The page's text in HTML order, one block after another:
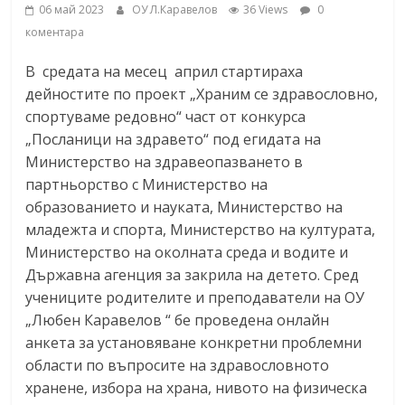
06 май 2023 ОУ Л.Каравелов 36 Views
0
коментара
В средата на месец април стартираха
дейностите по проект „Храним се здравословно,
спортуваме редовно“ част от конкурса
„Посланици на здравето“ под егидата на
Министерство на здравеопазването в
партньорство с Министерство на
образованието и науката, Министерство на
младежта и спорта, Министерство на културата,
Министерство на околната среда и водите и
Държавна агенция за закрила на детето. Сред
учениците родителите и преподаватели на ОУ
„Любен Каравелов “ бе проведена онлайн
анкета за установяване конкретни проблемни
области по въпросите на здравословното
хранене, избора на храна, нивото на физическа